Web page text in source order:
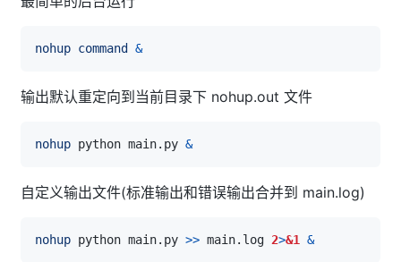
nohup command &
输出默认重定向到当前目录下 nohup.out 文件
nohup python main.py &
自定义输出文件(标准输出和错误输出合并到 main.log)
nohup python main.py >> main.log 2>&1 &